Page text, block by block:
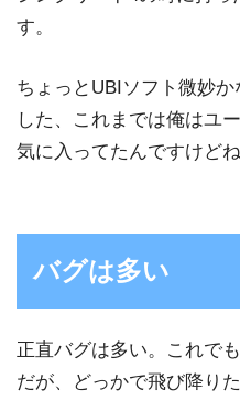
す。
ちょっとUBIソフト微妙
した、これまでは俺はユ
気に入ってたんですけど
バグは多い
正直バグは多い。これで
だが、どっかで飛び降り